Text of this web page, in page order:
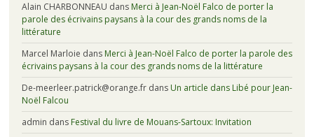
Alain CHARBONNEAU dans Merci à Jean-Noël Falco de porter la
parole des écrivains paysans à la cour des grands noms de la
littérature
Marcel Marloie dans Merci à Jean-Noël Falco de porter la parole des
écrivains paysans à la cour des grands noms de la littérature
De-meerleer.patrick@orange.frdans Un article dans Libé pour Jean-
Noël Falcou
admin dans Festival du livre de Mouans-Sartoux: Invitation